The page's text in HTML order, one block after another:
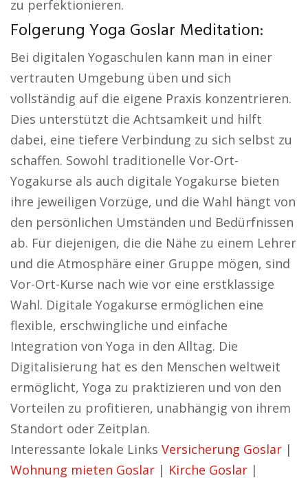
zu perfektionieren.
Folgerung Yoga Goslar Meditation:
Bei digitalen Yogaschulen kann man in einer
vertrauten Umgebung üben und sich
vollständig auf die eigene Praxis konzentrieren.
Dies unterstützt die Achtsamkeit und hilft
dabei, eine tiefere Verbindung zu sich selbst zu
schaffen. Sowohl traditionelle Vor-Ort-
Yogakurse als auch digitale Yogakurse bieten
ihre jeweiligen Vorzüge, und die Wahl hängt von
den persönlichen Umständen und Bedürfnissen
ab. Für diejenigen, die die Nähe zu einem Lehrer
und die Atmosphäre einer Gruppe mögen, sind
Vor-Ort-Kurse nach wie vor eine erstklassige
Wahl. Digitale Yogakurse ermöglichen eine
flexible, erschwingliche und einfache
Integration von Yoga in den Alltag. Die
Digitalisierung hat es den Menschen weltweit
ermöglicht, Yoga zu praktizieren und von den
Vorteilen zu profitieren, unabhängig von ihrem
Standort oder Zeitplan.
Interessante lokale Links Versicherung Goslar |
Wohnung mieten Goslar | Kirche Goslar |